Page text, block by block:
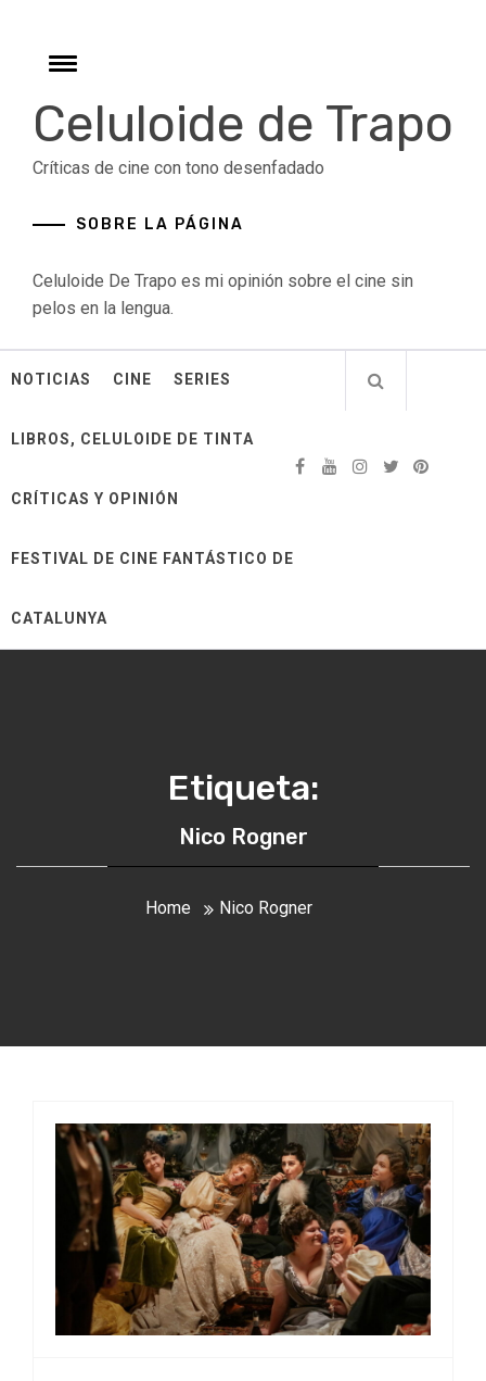
contentToggle
Celuloide de Trapo
Críticas de cine con tono desenfadado
SOBRE LA PÁGINA
Celuloide De Trapo es mi opinión sobre el cine sin
pelos en la lengua.
NOTICIAS CINE SERIES
LIBROS, CELULOIDE DE TINTA
CRÍTICAS Y OPINIÓN
FESTIVAL DE CINE FANTÁSTICO DE
CATALUNYA
Etiqueta:
Nico Rogner
Home Nico Rogner